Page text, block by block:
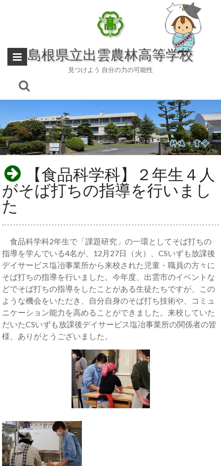
島根県立出雲農林高等学校
見つけよう 自分の力の可能性
【食品科学科】２年生４人
がそば打ちの指導を行いまし
た
食品科学科2年生で「課題研究」の一環としてそば打ちの
指導を学んでいる4名が、12月27日（火）、CSいずも放課後
デイサービス塩冶事業所から来校された児童・職員の方々に
そば打ちの指導を行いました。今年度、出雲市のイベントな
どでそば打ちの指導をしたことがある生徒たちですが、この
ような機会をいただき、自分自身のそば打ち技術や、コミュ
ニケーション能力を高めることができました。来校していた
だいたCSいずも放課後デイサービス塩冶事業所の関係者の皆
様、ありがとうございました。